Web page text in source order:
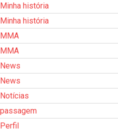
Minha história
Minha história
MMA
MMA
News
News
Notícias
passagem
Perfil